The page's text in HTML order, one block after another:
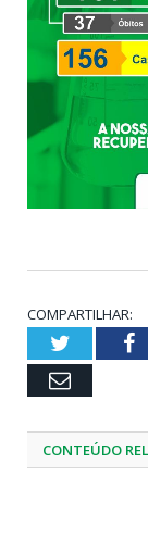
COMPARTILHAR:
Twitter
Email
CONTEÚDO